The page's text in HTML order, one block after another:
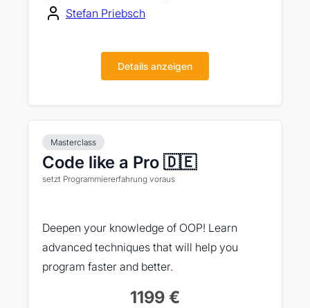
Stefan Priebsch
Details anzeigen
Masterclass
Code like a Pro 🇩🇪
setzt Programmiererfahrung voraus
Deepen your knowledge of OOP! Learn
advanced techniques that will help you
program faster and better.
1199 €